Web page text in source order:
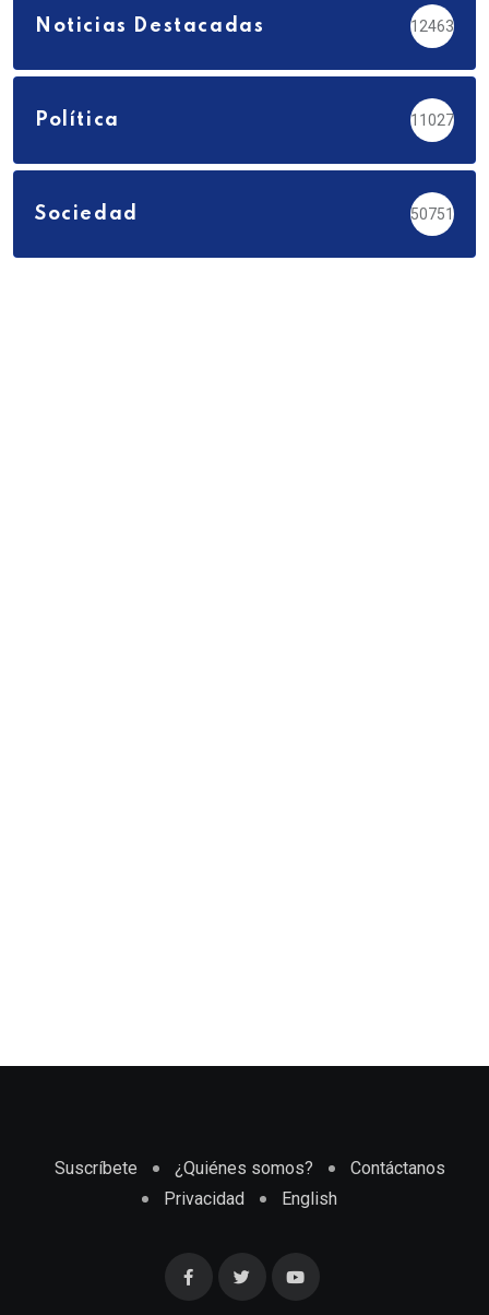
Noticias Destacadas 12463
Política 11027
Sociedad 50751
Suscríbete ¿Quiénes somos?
Contáctanos
Privacidad
English